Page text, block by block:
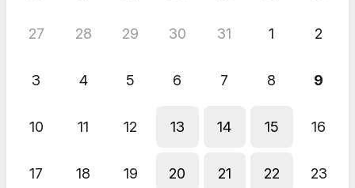
27 28 29 30 31 1 2
3 4 5 6 7 8 9
10 11 12 13 14 15 16
17 18 19 20 21 22 23